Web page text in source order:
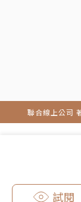
試閱
聯合線上公司